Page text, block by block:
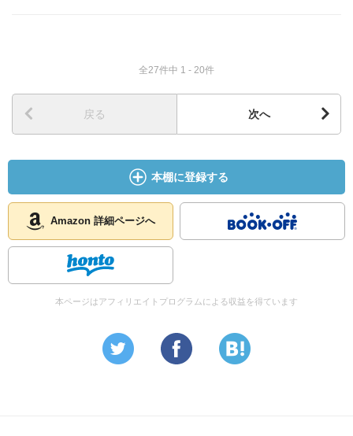
全27件中 1 - 20件
戻る 次へ
本棚に登録する
Amazon 詳細ページへ
本ページはアフィリエイトプログラムによる収益を得ています